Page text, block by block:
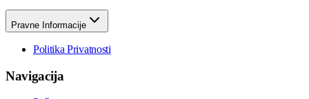
Pravne Informacije
Politika Privatnosti
Navigacija